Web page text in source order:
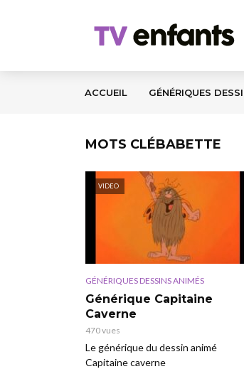
ACCUEIL GÉNÉRIQUES
MOTS CLÉBABETTE
VIDEO
GÉNÉRIQUES DESSINS ANIMÉS
Générique Capitaine
Caverne
470 vues
Le générique du dessin animé
Capitaine caverne